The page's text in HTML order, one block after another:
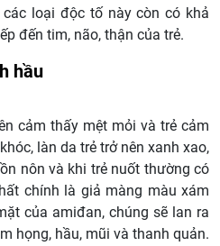
loại độc tố này còn có khả
đến tim, não, thận của trẻ.
hầu
cảm thấy mệt mỏi và trẻ cảm
làn da trẻ trở nên xanh xao,
nôn và khi trẻ nuốt thường có
chính là giả màng màu xám
của amiđan, chúng sẽ lan ra
họng, hầu, mũi và thanh quản.